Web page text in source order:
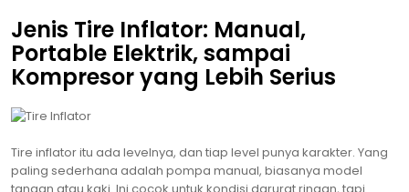
Jenis Tire Inflator: Manual,
Portable Elektrik, sampai
Kompresor yang Lebih Serius
Tire inflator itu ada levelnya, dan tiap level punya karakter. Yang
paling sederhana adalah pompa manual, biasanya model